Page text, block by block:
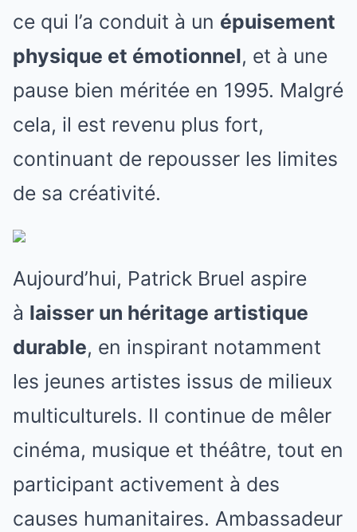
ce qui l’a conduit à un épuisement
physique et émotionnel, et à une
pause bien méritée en 1995. Malgré
cela, il est revenu plus fort,
continuant de repousser les limites
de sa créativité.
Aujourd’hui, Patrick Bruel aspire
à laisser un héritage artistique
durable, en inspirant notamment
les jeunes artistes issus de milieux
multiculturels. Il continue de mêler
cinéma, musique et théâtre, tout en
participant activement à des
causes humanitaires. Ambassadeur